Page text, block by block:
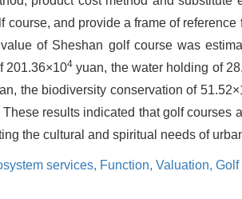
course, and provide a frame of
of Sheshan golf course was
201.36×104yuan, the water holding of
the biodiversity conservation of
These results indicated that golf courses
the cultural and spiritual needs of
services, Function, Valuation, Golf